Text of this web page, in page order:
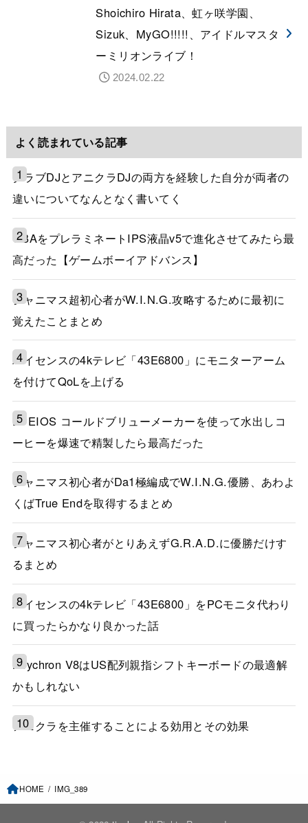
Shoichiro Hirata、虹ヶ咲学園、
Sizuk、MyGO!!!!!、アイドルマスタ
ーミリオンライブ！
2024.02.22
よく読まれている記事
クラブDJとアニクラDJの両方を経験した自分が両者の
違いについてなんとなく書いてく
GBAをプレラミネートIPS液晶v5で進化させてみたら最
高だった【ゲームボーイアドバンス】
シャニマス超初心者がW.I.N.G.攻略するために最初に
覚えたことまとめ
ハイセンスの4kテレビ「43E6800」にモニターアーム
を付けてQoLを上げる
EPEIOS コールドブリューメーカーを使って水出しコ
ーヒーを爆速で精製したら最高だった
シャニマス初心者がDa1極編成でW.I.N.G.優勝、あわよ
くばTrue Endを取得するまとめ
シャニマス初心者がとりあえずG.R.A.D.に優勝だけす
るまとめ
ハイセンスの4kテレビ「43E6800」をPCモニタ代わり
に買ったらかなり良かった話
Keychron V8はUS配列親指シフトキーボードの最適解
かもしれない
アニクラを主催することによる効用とその効果
HOME IMG_389